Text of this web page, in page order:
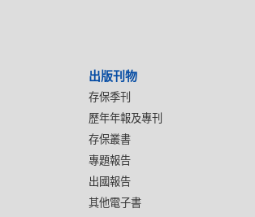
出版刊物
存保季刊
歷年年報及專刊
存保叢書
專題報告
出國報告
其他電子書